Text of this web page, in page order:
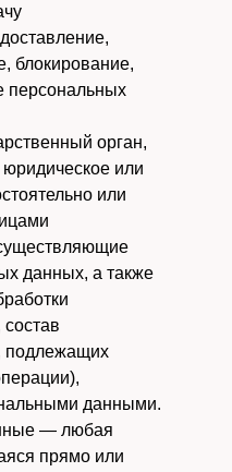
блокирование,
персональных
орган,
или
или
данных, а также
подлежащих
данными.
— любая
прямо или